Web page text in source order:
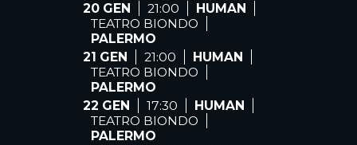
20 GEN
21:00
HUMAN
TEATRO BIONDO
PALERMO
21 GEN
21:00
HUMAN
TEATRO BIONDO
PALERMO
22 GEN
17:30
HUMAN
TEATRO BIONDO
PALERMO